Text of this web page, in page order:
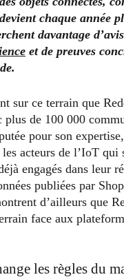
chaque année
davantage
et de preuves
sur ce terrain que
de 100 000
pour son
acteurs de l’IoT qui
engagés dans leur
publiées par
d’ailleurs que
face aux
les règles du